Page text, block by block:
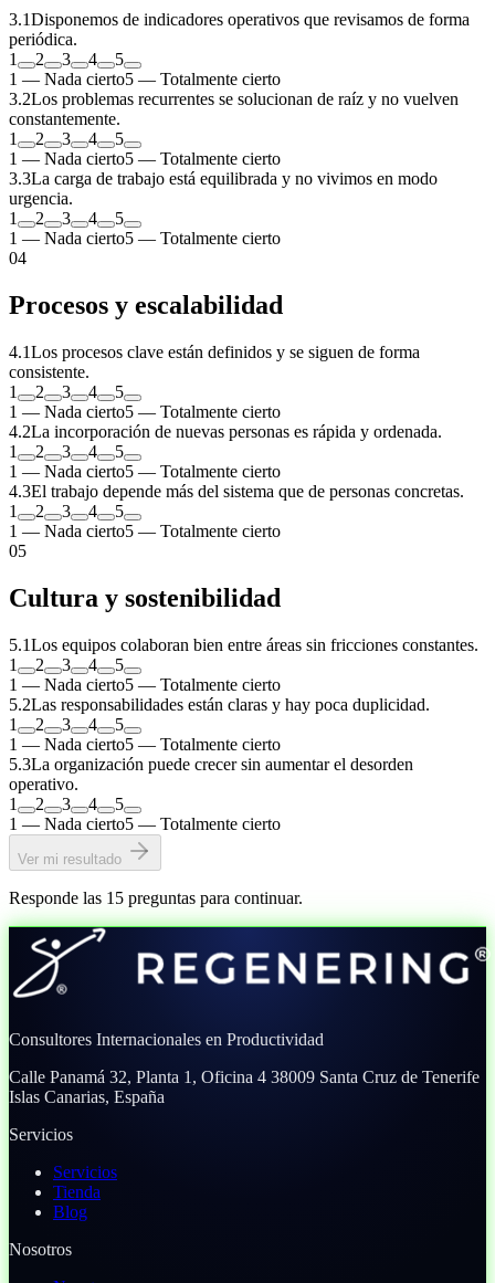
3.1Disponemos de indicadores operativos que revisamos de forma
periódica.
1
2 3 4
5
1 — Nada cierto5 — Totalmente cierto
3.2Los problemas recurrentes se solucionan de raíz y no vuelven
constantemente.
1
2 3 4
5
1 — Nada cierto5 — Totalmente cierto
3.3La carga de trabajo está equilibrada y no vivimos en modo
urgencia.
1
2 3 4
5
1 — Nada cierto5 — Totalmente cierto
04
Procesos y escalabilidad
4.1Los procesos clave están definidos y se siguen de forma
consistente.
1
2 3 4
5
1 — Nada cierto5 — Totalmente cierto
4.2La incorporación de nuevas personas es rápida y ordenada.
1
2 3 4
5
1 — Nada cierto5 — Totalmente cierto
4.3El trabajo depende más del sistema que de personas concretas.
1
2 3 4
5
1 — Nada cierto5 — Totalmente cierto
05
Cultura y sostenibilidad
5.1Los equipos colaboran bien entre áreas sin fricciones constantes.
1
2 3 4
5
1 — Nada cierto5 — Totalmente cierto
5.2Las responsabilidades están claras y hay poca duplicidad.
1
2 3 4
5
1 — Nada cierto5 — Totalmente cierto
5.3La organización puede crecer sin aumentar el desorden
operativo.
1
2 3 4
5
1 — Nada cierto5 — Totalmente cierto
Ver mi resultado
Responde las 15 preguntas para continuar.
Consultores Internacionales en Productividad
Calle Panamá 32, Planta 1, Oficina 4 38009 Santa Cruz de Tenerife
Islas Canarias, España
Servicios
Servicios
Tienda
Blog
Nosotros